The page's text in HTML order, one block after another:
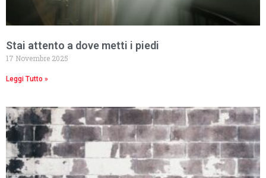
Stai attento a dove metti i piedi
17 Novembre 2025
Leggi Tutto »